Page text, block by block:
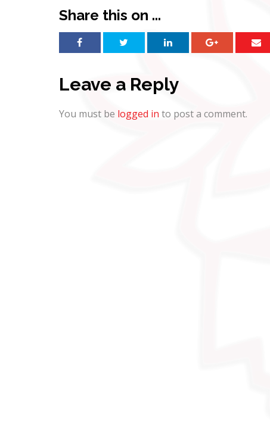
Share this on ...
Leave a Reply
You must be logged in to post a comment.